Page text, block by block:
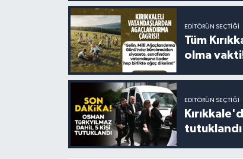
EDITÖRÜN SEÇTIĞI
Tüm
olma
EDITÖRÜN SEÇTIĞI
tutuklandı